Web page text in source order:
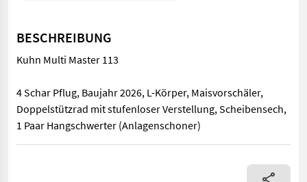
BESCHREIBUNG
Kuhn Multi Master 113
4 Schar Pflug, Baujahr 2026, L-Körper, Maisvorschäler,
Doppelstützrad mit stufenloser Verstellung, Scheibensech,
1 Paar Hangschwerter (Anlagenschoner)
Kuhn Multi Master 113 4 Schar Pflug, Baujahr 2026, L-Körper,